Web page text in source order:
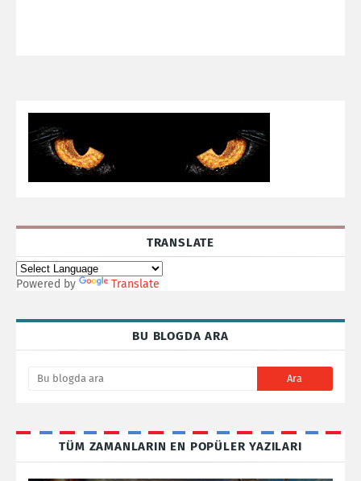
TRANSLATE
Powered by Translate
BU BLOGDA ARA
TÜM ZAMANLARIN EN POPÜLER YAZILARI